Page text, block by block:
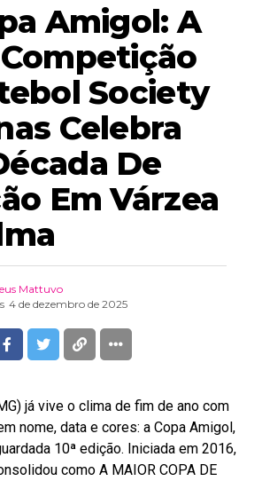
Amigol: A
Society
Celebra
De
Em Várzea
Mattuvo
4 de dezembro de 2025
já vive o clima de fim de ano com
nome, data e cores: a Copa Amigol,
10ª edição. Iniciada em 2016,
como A MAIOR COPA DE